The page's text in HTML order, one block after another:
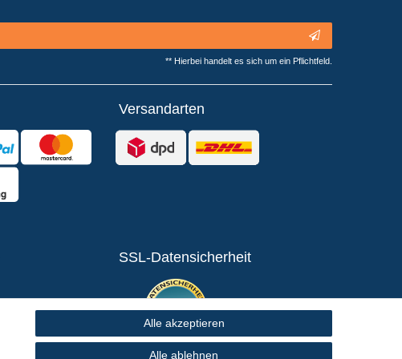
Alle akzeptieren
Alle ablehnen
** Hierbei handelt es sich um ein Pflichtfeld.
Versandarten
SSL-Datensicherheit
Zur Übermittlung Ihrer persönlichen